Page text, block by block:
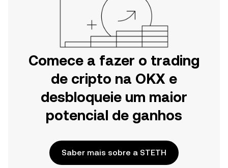
Comece a fazer o trading
de cripto na OKX e
desbloqueie um maior
potencial de ganhos
Saber mais sobre a STETH